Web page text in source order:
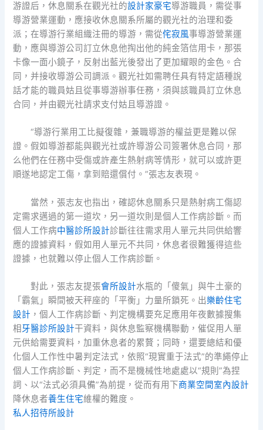
游證后，休息關系在觀光社的設計家豪宅導游職員，需從事
導游營業運動，應接收休息關系所屬的觀光社的治理和委
派；在導游行業組織注冊的導游，需從侘寂風事導游營業運
動，應與導游公司訂立休息他掏出他的純金箔信用卡，那張
卡像一面小鏡子，反射出藍光後發出了更加耀眼的金色。合
同，并接收導游公司調派。觀光社如需聘任具有特定語種說
話才能的職員姑且從事導游辦事任務，須與該職員訂立休息
合同，并由觀光社請求支付姑且導游證。
“導游行業用工比擬復雜，兼職導游的權益更是難以保
證。假如導游都能與觀光社或許導游公司簽署休息合同，那
么他們在任務中受傷或許產生熱射病等情形，就可以或許更
順遂地認定工傷，拿到賠還償付。”張志友表現。
當然，張志友也指出，確認休息關系只是熱射病工傷認
定需求邁過的第一道坎，另一道坎則是個人工作病診斷。而
個人工作病中醫診所設計診斷往往需求用人單元共同供給響
應的證據資料，假如用人單元不共同，休息者很難獲得這些
證據，也就難以停止個人工作病診斷。
對此，張志友提張會所設計水瓶的「傻氣」與牛土豪的
「霸氣」瞬間被天秤座的「平衡」力量所鎖死。出樂齡住宅
設計 ，個人工作病診斷、判定機構要充足應用年夜數據搜集
相牙醫診所設計干資料，與休息監察機構聯動，催促用人單
元供給需要資料，加重休息者的累贅；同時，還要總結和優
化個人工作性中暑判定法式，依照“現實重于法式”的準繩停止
個人工作病診斷、判定，而不是機械性地處處以“規則”為捏
詞、以“法式必須具備”為前提，從而有用下商業空間室內設計
降休息者養生住宅維權的難度。
私人招待所設計